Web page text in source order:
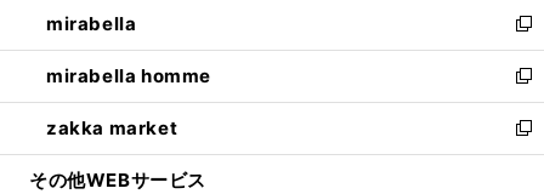
く
で
開
く
ド
ウ
で
開
く
ィ
ン
ド
ウ
で
開
い
ウ
ィ
ン
ド
ウ
mirabella
新
し
い
ウ
ィ
ン
mirabella homme
新
し
い
ウ
zakka market
新
し
その他WEBサービス